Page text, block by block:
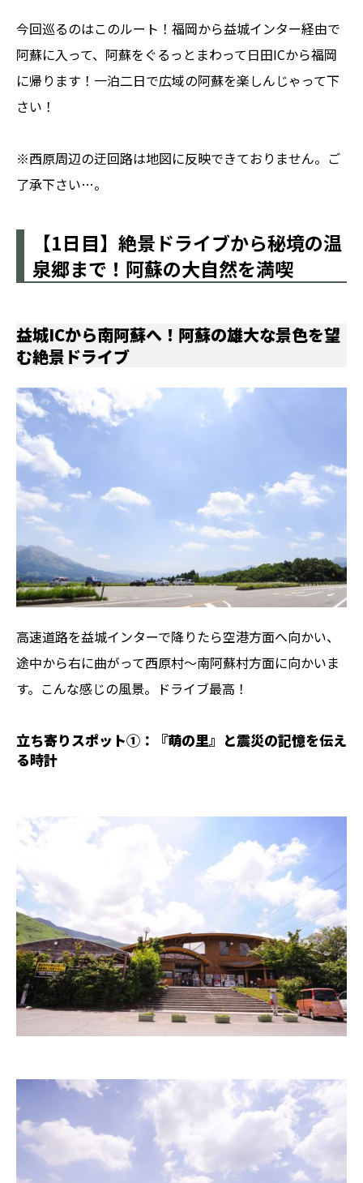
今回巡るのはこのルート！福岡から益城インター経由で
阿蘇に入って、阿蘇をぐるっとまわって日田ICから福岡
に帰ります！一泊二日で広域の阿蘇を楽しんじゃって下
さい！
※西原周辺の迂回路は地図に反映できておりません。ご
了承下さい…。
【1日目】絶景ドライブから秘境の温
泉郷まで！阿蘇の大自然を満喫
益城ICから南阿蘇へ！阿蘇の雄大な景色を望
む絶景ドライブ
高速道路を益城インターで降りたら空港方面へ向かい、
途中から右に曲がって西原村〜南阿蘇村方面に向かいま
す。こんな感じの風景。ドライブ最高！
立ち寄りスポット①：『萌の里』と震災の記憶を伝え
る時計